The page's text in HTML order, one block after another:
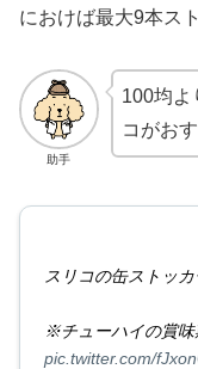
におけば最大9本ス
助手
100均よ
コがお
スリコの缶ストッカ
※チューハイの賞
pic.twitter.com/